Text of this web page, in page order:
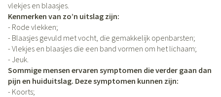
vlekjes en blaasjes.
Kenmerken van zo’n uitslag zijn:
- Rode vlekken;
- Blaasjes gevuld met vocht, die gemakkelijk openbarsten;
- Vlekjes en blaasjes die een band vormen om het lichaam;
- Jeuk.
Sommige mensen ervaren symptomen die verder gaan dan
pijn en huiduitslag. Deze symptomen kunnen zijn:
- Koorts;